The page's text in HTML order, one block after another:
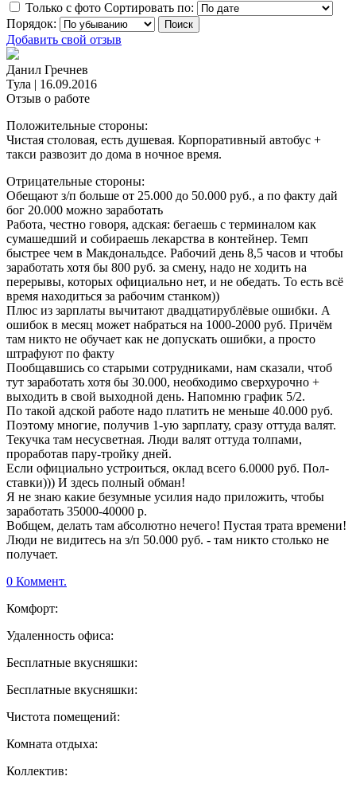
Только с фото Сортировать по:
Порядок:
Добавить свой отзыв
Данил Гречнев
Тула | 16.09.2016
Отзыв о работе
Положительные стороны:
Чистая столовая, есть душевая. Корпоративный автобус +
такси развозит до дома в ночное время.
Отрицательные стороны:
Обещают з/п больше от 25.000 до 50.000 руб., а по факту дай
бог 20.000 можно заработать
Работа, честно говоря, адская: бегаешь с терминалом как
сумашедший и собираешь лекарства в контейнер. Темп
быстрее чем в Макдональдсе. Рабочий день 8,5 часов и чтобы
заработать хотя бы 800 руб. за смену, надо не ходить на
перерывы, которых официально нет, и не обедать. То есть всё
время находиться за рабочим станком))
Плюс из зарплаты вычитают двадцатирублёвые ошибки. А
ошибок в месяц может набраться на 1000-2000 руб. Причём
там никто не обучает как не допускать ошибки, а просто
штрафуют по факту
Пообщавшись со старыми сотрудниками, нам сказали, чтоб
тут заработать хотя бы 30.000, необходимо сверхурочно +
выходить в свой выходной день. Напомню график 5/2.
По такой адской работе надо платить не меньше 40.000 руб.
Поэтому многие, получив 1-ую зарплату, сразу оттуда валят.
Текучка там несусветная. Люди валят оттуда толпами,
проработав пару-тройку дней.
Если официально устроиться, оклад всего 6.0000 руб. Пол-
ставки))) И здесь полный обман!
Я не знаю какие безумные усилия надо приложить, чтобы
заработать 35000-40000 р.
Вобщем, делать там абсолютно нечего! Пустая трата времени!
Люди не видитесь на з/п 50.000 руб. - там никто столько не
получает.
0 Коммент.
Комфорт:
Удаленность офиса:
Бесплатные вкусняшки:
Бесплатные вкусняшки:
Чистота помещений:
Комната отдыха:
Коллектив: